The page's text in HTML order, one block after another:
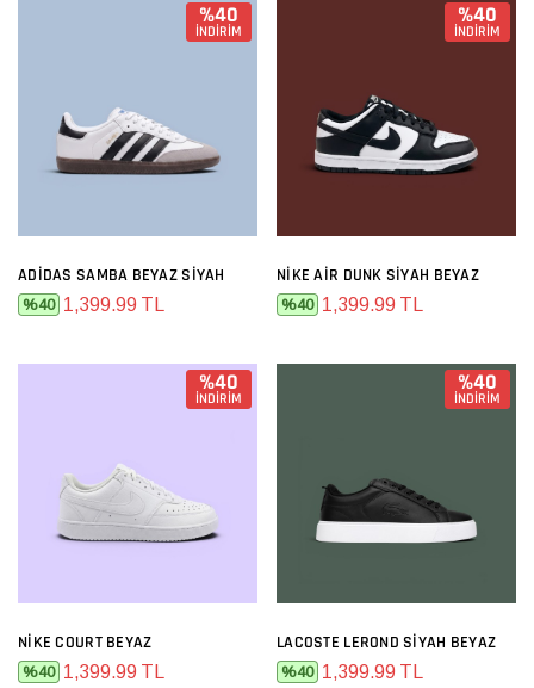
%40
İNDİRİM
ADIDAS SAMBA BEYAZ SIYAH
%40 1,399.99 TL
%40
İNDİRİM
NIKE AIR DUNK SIYAH BEYAZ
%40 1,399.99 TL
%40
İNDİRİM
NIKE COURT BEYAZ
%40 1,399.99 TL
%40
İNDİRİM
LACOSTE LEROND SIYAH BEYAZ
%40 1,399.99 TL